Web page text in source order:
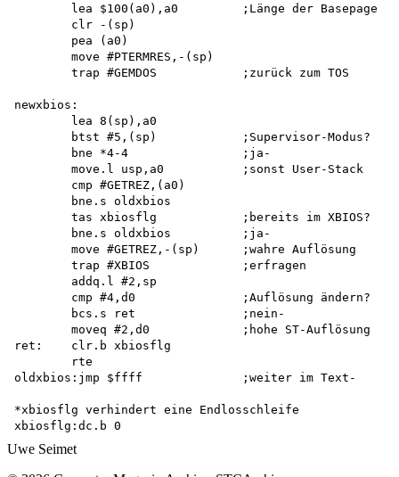
        lea $100(a0),a0         ;Länge der Basepage
        clr -(sp)
        pea (a0)
        move #PTERMRES,-(sp)
        trap #GEMDOS            ;zurück zum TOS
newxbios:
        lea 8(sp),a0
        btst #5,(sp)            ;Supervisor-Modus?
        bne *4-4                ;ja-
        move.l usp,a0           ;sonst User-Stack
        cmp #GETREZ,(a0)
        bne.s oldxbios
        tas xbiosflg            ;bereits im XBIOS?
        bne.s oldxbios          ;ja-
        move #GETREZ,-(sp)      ;wahre Auflösung
        trap #XBIOS             ;erfragen
        addq.l #2,sp
        cmp #4,d0               ;Auflösung ändern?
        bcs.s ret               ;nein-
        moveq #2,d0             ;hohe ST-Auflösung
ret:    clr.b xbiosflg
        rte
oldxbios:jmp $ffff              ;weiter im Text-
*xbiosflg verhindert eine Endlosschleife
Uwe Seimet